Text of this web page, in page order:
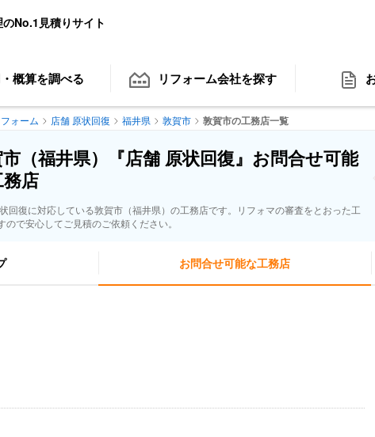
のNo.1見積りサイト
概算を調べる リフォーム会社を探す
ォーム 店舗 原状回復 福井県 敦賀市 敦賀市の工務店一覧
（福井県）『店舗 原状回復』お問合せ可能
店
回復に対応している敦賀市（福井県）の工務店です。リフォマの審査をとおった工
ので安心してご見積のご依頼ください。
お問合せ可能な工務店